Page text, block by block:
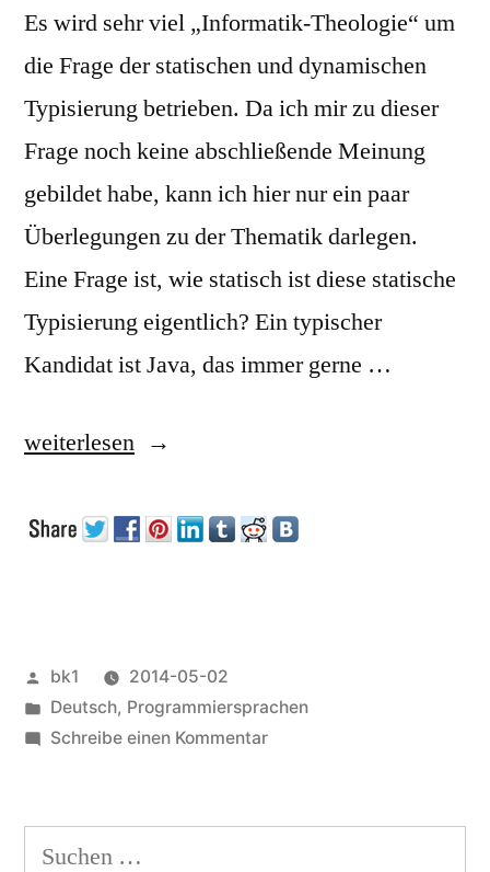
Es wird sehr viel „Informatik-Theologie“ um
die Frage der statischen und dynamischen
Typisierung betrieben. Da ich mir zu dieser
Frage noch keine abschließende Meinung
gebildet habe, kann ich hier nur ein paar
Überlegungen zu der Thematik darlegen.
Eine Frage ist, wie statisch ist diese statische
Typisierung eigentlich? Ein typischer
Kandidat ist Java, das immer gerne …
„Statische
dynamische
weiterlesen
Veröffentlicht
von
bk1
2014-05-02
Veröffentlicht
unter
Deutsch, Programmiersprachen
Schreibe einen Kommentarzu
dynamische
Suchen